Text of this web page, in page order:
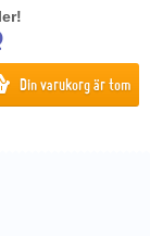
Din varukorg är tom